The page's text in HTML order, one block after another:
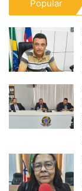
Popular